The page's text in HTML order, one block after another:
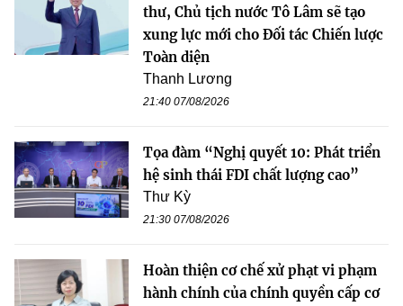
thư, Chủ tịch nước Tô Lâm sẽ tạo
xung lực mới cho Đối tác Chiến lược
Toàn diện
Thanh Lương
21:40 07/08/2026
Tọa đàm “Nghị quyết 10: Phát triển
hệ sinh thái FDI chất lượng cao”
Thư Kỳ
21:30 07/08/2026
Hoàn thiện cơ chế xử phạt vi phạm
hành chính của chính quyền cấp cơ